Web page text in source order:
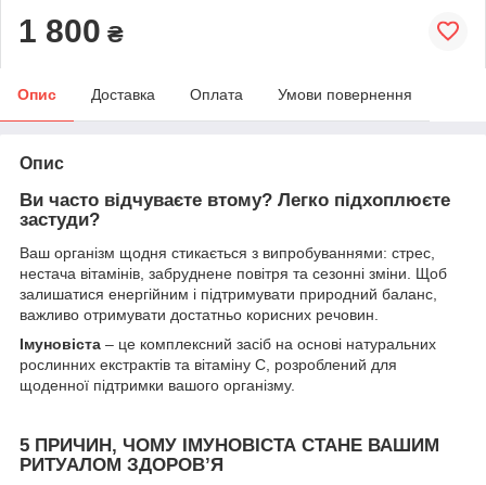
1 800 ₴
Опис Доставка Оплата Умови повернення
Опис
Ви часто відчуваєте втому? Легко підхоплюєте
застуди?
Ваш організм щодня стикається з випробуваннями: стрес,
нестача вітамінів, забруднене повітря та сезонні зміни. Щоб
залишатися енергійним і підтримувати природний баланс,
важливо отримувати достатньо корисних речовин.
Імуновіста – це комплексний засіб на основі натуральних
рослинних екстрактів та вітаміну С, розроблений для
щоденної підтримки вашого організму.
5 ПРИЧИН, ЧОМУ ІМУНОВІСТА СТАНЕ ВАШИМ
РИТУАЛОМ ЗДОРОВ’Я